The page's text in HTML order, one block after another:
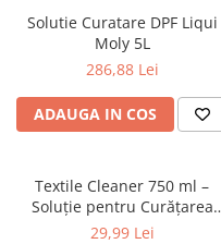
Solutie Curatare DPF Liqui
Moly 5L
286,88 Lei
ADAUGA IN COS
Textile Cleaner 750 ml –
Soluție pentru Curățarea
Tapițeriei Auto, Mochetelor și
29,99 Lei